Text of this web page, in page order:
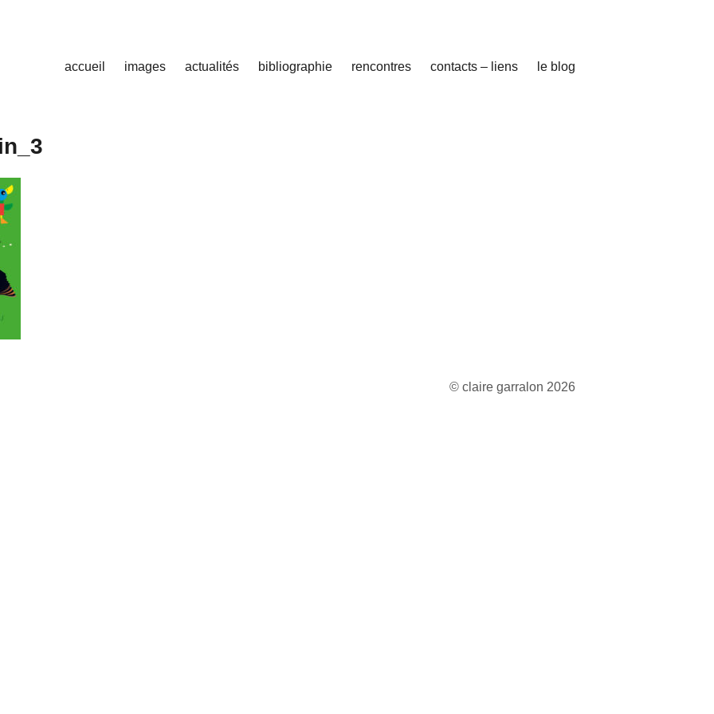
accueil images actualités bibliographie rencontres contacts – liens le blog
© claire garralon 2026